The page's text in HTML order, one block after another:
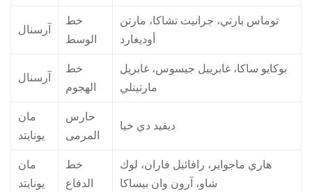
آرسنال
خط
الوسط
توماس بارتي، جرانيت تشاكا، مارتن
أوديغارد
آرسنال
خط
الهجوم
بوكايو ساكا، غابرييل جيسوس، غابريل
مارتينلي
مان
يونايتد
حارس
المرمى
ديفيد دي خيا
مان
يونايتد
خط
الدفاع
هاري ماجواير، رافائيل فاران، لوك
شاو، آرون وان بيساكا